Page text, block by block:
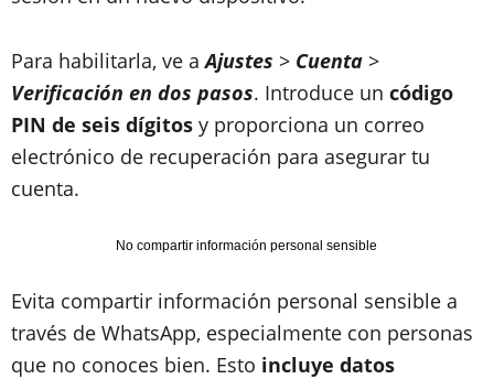
Para habilitarla, ve aAjustes > Cuenta >
Verificación en dos pasos. Introduce un código
PIN de seis dígitos y proporciona un correo
electrónico de recuperación para asegurar tu
cuenta.
No compartir información personal sensible
Evita compartir información personal sensible a
través de WhatsApp, especialmente con personas
que no conoces bien. Esto incluye datos